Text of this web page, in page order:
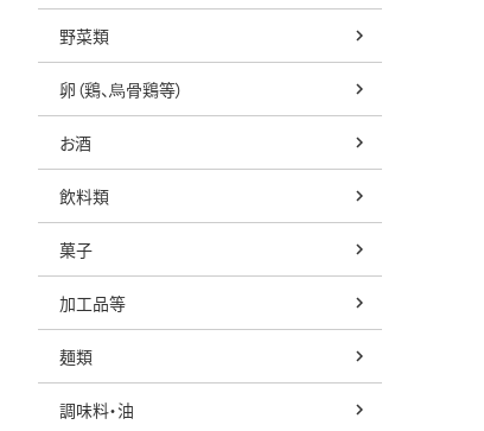
野菜類
卵（鶏、烏骨鶏等）
お酒
飲料類
菓子
加工品等
麺類
調味料・油